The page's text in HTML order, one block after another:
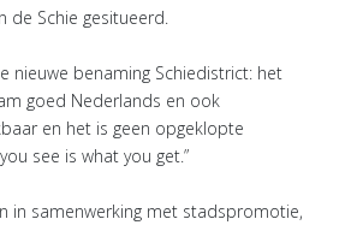
de Schie gesitueerd.
nieuwe benaming Schiedistrict: het
goed Nederlands en ook
en het is geen opgeklopte
see is what you get.”
in samenwerking met stadspromotie,